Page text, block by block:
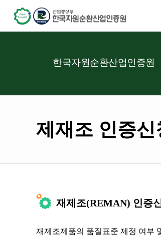
한국자원순환산업인증원
제재조 인증신
재제조(REMAN) 인증
재제조제품의 품질표준 제정 여부